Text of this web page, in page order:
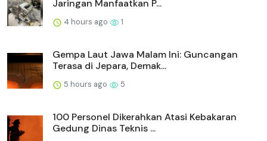
Jaringan Manfaatkan P...
4 hours ago 1
Gempa Laut Jawa Malam Ini: Guncangan
Terasa di Jepara, Demak...
5 hours ago 5
100 Personel Dikerahkan Atasi Kebakaran
Gedung Dinas Teknis ...